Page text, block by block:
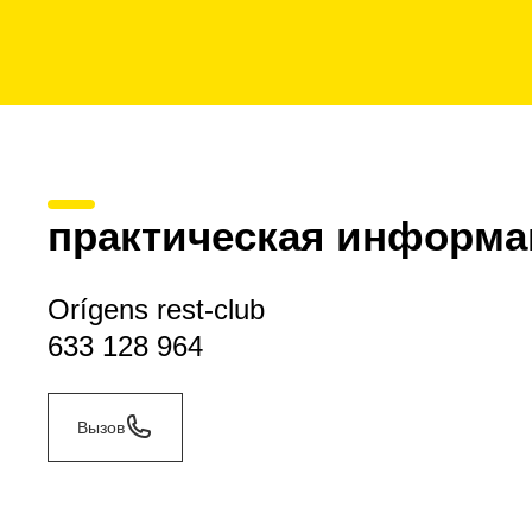
практическая
Orígens rest-club
633 128 964
Вызов